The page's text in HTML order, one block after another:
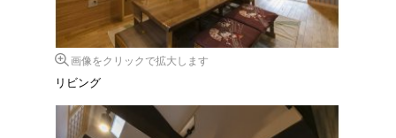
画像をクリックで拡大します
リビング